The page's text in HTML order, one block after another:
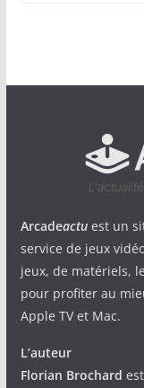
Arcadeactuest un
service de jeux
jeux, de matériels,
pour profiter au
Apple TV et Mac.
L’auteur
Florian Brochard